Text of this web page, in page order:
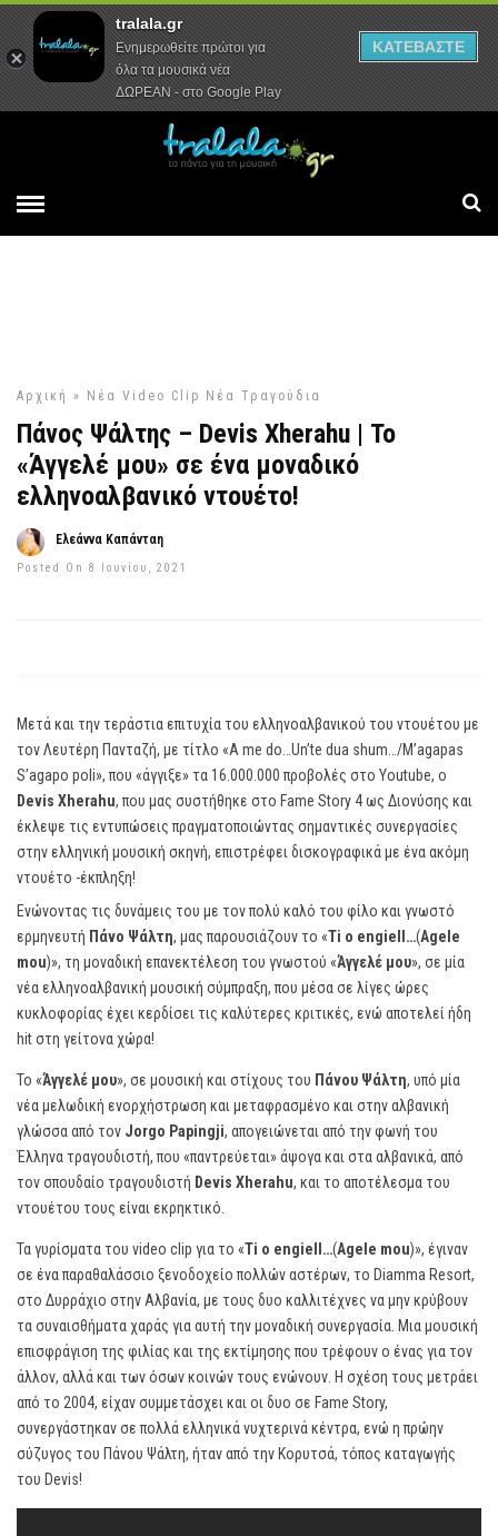
Αρχική Συνεντεύξεις Ρεπορτάζ
Αρχική » Νέα Video Clip Νέα Τραγούδια
Πάνος Ψάλτης – Devis Xherahu | Το
«Άγγελέ μου» σε ένα μοναδικό
ελληνοαλβανικό ντουέτο!
Ελεάννα Καπάνταη
Posted On 8 Ιουνίου, 2021
Μετά και την τεράστια επιτυχία του ελληνοαλβανικού του ντουέτου με
τον Λευτέρη Πανταζή, με τίτλο «A me do…Un’te dua shum…/M’agapas
S’agapo poli», που «άγγιξε» τα 16.000.000 προβολές στο Youtube, ο
Devis Xherahu, που μας συστήθηκε στο Fame Story 4 ως Διονύσης και
έκλεψε τις εντυπώσεις πραγματοποιώντας σημαντικές συνεργασίες
στην ελληνική μουσική σκηνή, επιστρέφει δισκογραφικά με ένα ακόμη
ντουέτο -έκπληξη!
Ενώνοντας τις δυνάμεις του με τον πολύ καλό του φίλο και γνωστό
ερμηνευτή Πάνο Ψάλτη, μας παρουσιάζουν το «Ti o engiell…(Agele
mou)», τη μοναδική επανεκτέλεση του γνωστού «Άγγελέ μου», σε μία
νέα ελληνοαλβανική μουσική σύμπραξη, που μέσα σε λίγες ώρες
κυκλοφορίας έχει κερδίσει τις καλύτερες κριτικές, ενώ αποτελεί ήδη
hit στη γείτονα χώρα!
Το «Άγγελέ μου», σε μουσική και στίχους του Πάνου Ψάλτη, υπό μία
νέα μελωδική ενορχήστρωση και μεταφρασμένο και στην αλβανική
γλώσσα από τον Jorgo Papingji, απογειώνεται από την φωνή του
Έλληνα τραγουδιστή, που «παντρεύεται» άψογα και στα αλβανικά, από
τον σπουδαίο τραγουδιστή Devis Xherahu, και το αποτέλεσμα του
ντουέτου τους είναι εκρηκτικό.
Τα γυρίσματα του video clip για το «Ti o engiell…(Agele mou)», έγιναν
σε ένα παραθαλάσσιο ξενοδοχείο πολλών αστέρων, το Diamma Resort,
στο Δυρράχιο στην Αλβανία, με τους δυο καλλιτέχνες να μην κρύβουν
τα συναισθήματα χαράς για αυτή την μοναδική συνεργασία. Μια μουσική
επισφράγιση της φιλίας και της εκτίμησης που τρέφουν ο ένας για τον
άλλον, αλλά και των όσων κοινών τους ενώνουν. Η σχέση τους μετράει
από το 2004, είχαν συμμετάσχει και οι δυο σε Fame Story,
συνεργάστηκαν σε πολλά ελληνικά νυχτερινά κέντρα, ενώ η πρώην
σύζυγος του Πάνου Ψάλτη, ήταν από την Κορυτσά, τόπος καταγωγής
του Devis!
tralala.gr
Ενημερωθείτε πρώτοι για
όλα τα μουσικά νέα
ΔΩΡΕΑΝ - στο Google Play
ΚΑΤΕΒΑΣΤΕ